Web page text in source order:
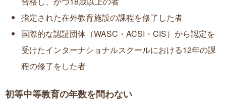
指定された在外教育施設の課程を修了した者
国際的な認証団体（WASC・ACSI・CIS）から認定を
受けたインターナショナルスクールにおける12年の課
程の修了をした者
初等中等教育の年数を問わない